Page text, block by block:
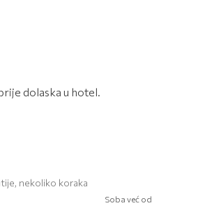
dolaska u hotel.
nekoliko koraka
Soba već od